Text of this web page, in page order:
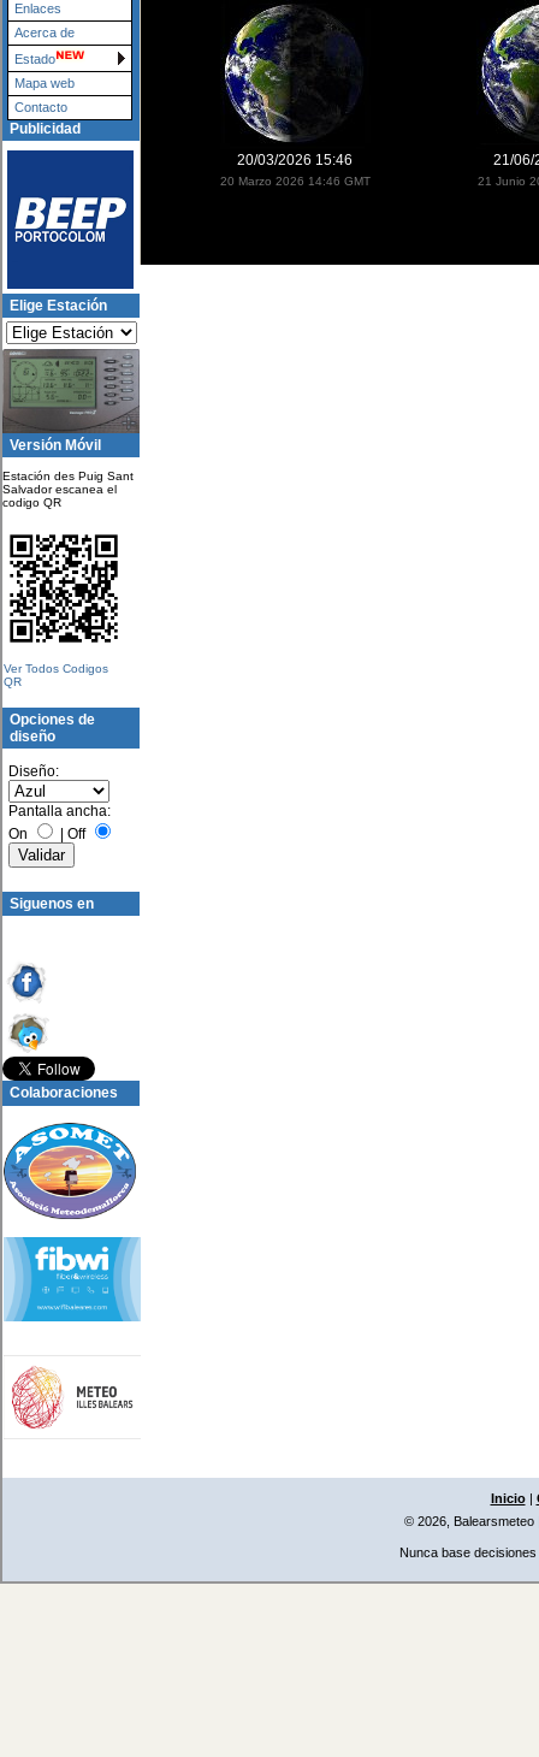
Enlaces
Acerca de
Estado
Mapa web
Contacto
Publicidad
Elige Estación
Versión Móvil
Estación des Puig Sant
Salvador escanea el
codigo QR
Ver Todos Codigos
QR
Opciones de
diseño
Diseño:
Pantalla ancha:
On
Off
Siguenos en
Colaboraciones
20/03/2026 15:46
20 Marzo 2026 14:46 GMT
21/06/
21 Junio
Inicio|
© 2026, Balearsmeteo
Nunca base